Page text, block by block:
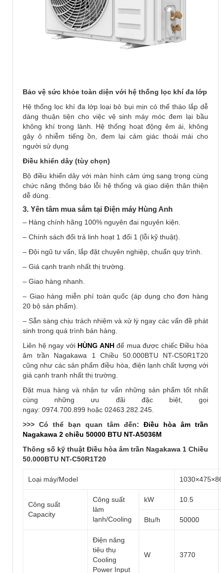
Bảo vệ sức khỏe toàn diện với hệ thống lọc khí đa lớp
Hệ thống lọc khí đa lớp loại bỏ bụi mịn có thể tháo lắp dễ
dàng thuận tiện cho việc vệ sinh máy móc đem lại bầu
không khí trong lành. Hệ thống hoạt động êm ái, không
gây ô nhiễm tiếng ồn, đem lại cảm giác thoải mái cho
người sử dụng
Điều khiển dây (tùy chọn)
Bộ điều khiển dây với màn hình cảm ứng sang trọng cùng
chức năng thông báo lỗi hệ thống và giao diện thân thiện
dễ dùng.
3. Yên tâm mua sắm tại Điện máy Hùng Anh
– Hàng chính hãng 100% nguyên đai nguyên kiện.
– Chính sách đổi trả linh hoạt 1 đổi 1 (lỗi kỹ thuật).
– Đội ngũ tư vấn, lắp đặt chuyên nghiệp, chuẩn quy trình.
– Giá cạnh tranh nhất thị trường.
– Giao hàng nhanh.
– Giao hàng miễn phí toàn quốc (áp dụng cho đơn hàng
20 bộ sản phẩm).
– Sẵn sàng chịu trách nhiệm và xử lý ngay các vấn đề phát
sinh trong quá trình bán hàng.
Liên hệ ngay với HÙNG ANHđể mua được chiếc Điều hòa
âm trần Nagakawa 1 Chiều 50.000BTU NT-C50R1T20
cũng như các sản phẩm điều hòa, điện lạnh chất lượng với
giá cạnh tranh nhất thị trường.
Đặt mua hàng và nhận tư vấn những sản phẩm tốt nhất
cùng những ưu đãi đặc biệt, gọi
ngay: 0974.700.899 hoặc 02463.282.245.
>>> Có thể bạn quan tâm đến: Điều hòa âm trần
Nagakawa 2 chiều 50000 BTU NT-A5036M
Thông số kỹ thuật Điều hòa âm trần Nagakawa 1 Chiều
50.000BTU NT-C50R1T20
Loại máy/Model
Công suất
Capacity
Công suất
làm
lạnh/Cooling
kW 10.5
Btu/h 50000
Điện năng
tiêu thụ
Cooling
Power Input
W 3770